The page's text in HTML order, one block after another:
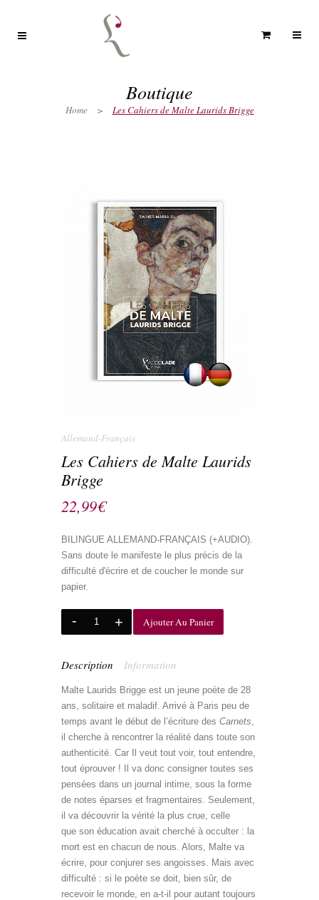
Boutique
Home > Les Cahiers de Malte Laurids Brigge
Allemand-Français
Les Cahiers de Malte Laurids
Brigge
22,99€
BILINGUE ALLEMAND-FRANÇAIS (+AUDIO).
Sans doute le manifeste le plus précis de la
difficulté d'écrire et de coucher le monde sur
papier.
Ajouter Au Panier
Description Information
Malte Laurids Brigge est un jeune poète de 28
ans, solitaire et maladif. Arrivé à Paris peu de
temps avant le début de l’écriture des Carnets
il cherche à rencontrer la réalité dans toute son
authenticité. Car Il veut tout voir, tout entendre,
tout éprouver ! Il va donc consigner toutes ses
pensées dans un journal intime, sous la forme
de notes éparses et fragmentaires. Seulement,
il va découvrir la vérité la plus crue, celle
que son éducation avait cherché à occulter : la
mort est en chacun de nous. Alors, Malte va
écrire, pour conjurer ses angoisses. Mais avec
difficulté : si le poète se doit, bien sûr, de
recevoir le monde, en a-t-il pour autant toujours